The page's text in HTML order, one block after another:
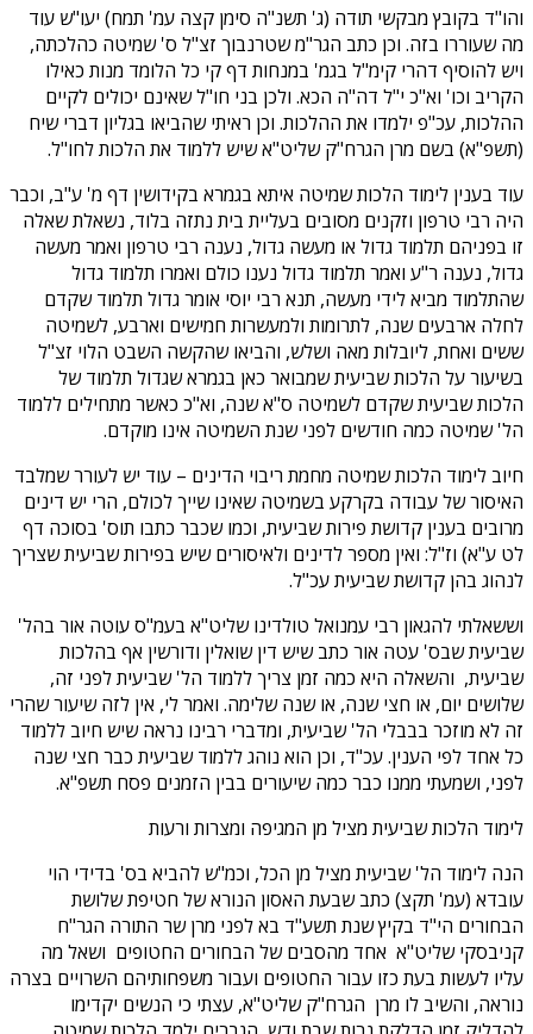
והו"ד בקובץ מבקשי תודה (ג' תשנ"ה סימן קצה עמ' תמח) יעו"ש עוד
מה שעוררו בזה. וכן כתב הגר"מ שטרנבוך זצ"ל ס' שמיטה כהלכתה,
ויש להוסיף דהרי קימ"ל בגמ' במנחות דף קי כל הלומד מנות כאילו
הקריב וכו' וא"כ י"ל דה"ה הכא. ולכן בני חו"ל שאינם יכולים לקיים
ההלכות, עכ"פ ילמדו את ההלכות. וכן ראיתי שהביאו בגליון דברי שיח
(תשפ"א) בשם מרן הגרח"ק שליט"א שיש ללמוד את הלכות לחו"ל.
עוד בענין לימוד הלכות שמיטה איתא בגמרא בקידושין דף מ' ע"ב, וכבר
היה רבי טרפון וזקנים מסובים בעליית בית נתזה בלוד, נשאלת שאלה
זו בפניהם תלמוד גדול או מעשה גדול, נענה רבי טרפון ואמר מעשה
גדול, נענה ר"ע ואמר תלמוד גדול נענו כולם ואמרו תלמוד גדול
שהתלמוד מביא לידי מעשה, תנא רבי יוסי אומר גדול תלמוד שקדם
לחלה ארבעים שנה, לתרומות ולמעשרות חמישים וארבע, לשמיטה
ששים ואחת, ליובלות מאה ושלש, והביאו שהקשה השבט הלוי זצ"ל
בשיעור על הלכות שביעית שמבואר כאן בגמרא שגדול תלמוד של
הלכות שביעית שקדם לשמיטה ס"א שנה, וא"כ כאשר מתחילים ללמוד
הל' שמיטה כמה חודשים לפני שנת השמיטה אינו מוקדם.
חיוב לימוד הלכות שמיטה מחמת ריבוי הדינים – עוד יש לעורר שמלבד
האיסור של עבודה בקרקע בשמיטה שאינו שייך לכולם, הרי יש דינים
מרובים בענין קדושת פירות שביעית, וכמו שכבר כתבו תוס' בסוכה דף
לט ע"א) וז"ל: ואין מספר לדינים ולאיסורים שיש בפירות שביעית שצריך
לנהוג בהן קדושת שביעית עכ"ל.
וששאלתי להגאון רבי עמנואל טולדינו שליט"א בעמ"ס עוטה אור בהל'
שביעית שבס' עטה אור כתב שיש דין שואלין ודורשין אף בהלכות
שביעית, והשאלה היא כמה זמן צריך ללמוד הל' שביעית לפני זה,
שלושים יום, או חצי שנה, או שנה שלימה. ואמר לי, אין לזה שיעור שהרי
זה לא מוזכר בבבלי הל' שביעית, ומדברי רבינו נראה שיש חיוב ללמוד
כל אחד לפי הענין. עכ"ד, וכן הוא נוהג ללמוד שביעית כבר חצי שנה
לפני, ושמעתי ממנו כבר כמה שיעורים בבין הזמנים פסח תשפ"א.
לימוד הלכות שביעית מציל מן המגיפה ומצרות ורעות
הנה לימוד הל' שביעית מציל מן הכל, וכמ"ש להביא בס' בדידי הוי
עובדא (עמ' תקצ) כתב שבעת האסון הנורא של חטיפת שלושת
הבחורים הי"ד בקיץ שנת תשע"ד בא לפני מרן שר התורה הגר"ח
קניבסקי שליט"א אחד מהסבים של הבחורים החטופים ושאל מה
עליו לעשות בעת כזו עבור החטופים ועבור משפחותיהם השרויים בצרה
נוראה, והשיב לו מרן הגרח"ק שליט"א, עצתי כי הנשים יקדימו